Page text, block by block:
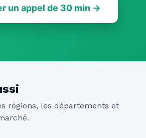
un appel de 30 min →
régions, les départements et